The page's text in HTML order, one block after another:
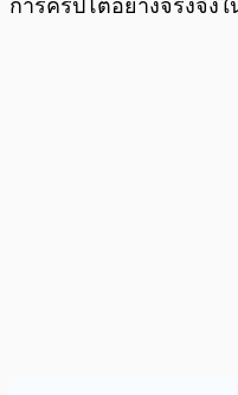
การคริปโตอย่างจริงจัง